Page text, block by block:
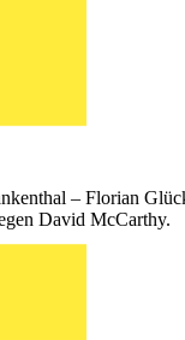
– Florian
David McCarthy.